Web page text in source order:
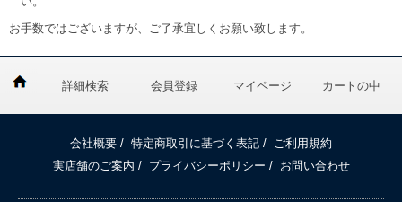
お手数ではございますが、ご了承宜しくお願い致します。
詳細検索 会員登録 マイページ カートの中
会社概要 / 特定商取引に基づく表記 /
ご利用規約
実店舗のご案内 / プライバシーポリシー / お問い合わせ